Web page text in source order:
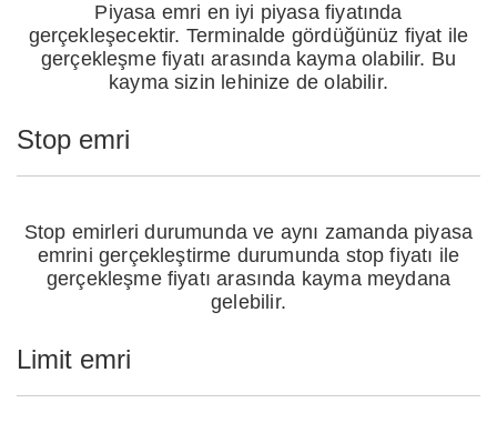
Piyasa emri en iyi piyasa fiyatında
gerçekleşecektir. Terminalde gördüğünüz fiyat ile
gerçekleşme fiyatı arasında kayma olabilir. Bu
kayma sizin lehinize de olabilir.
Stop emri
Stop emirleri durumunda ve aynı zamanda piyasa
emrini gerçekleştirme durumunda stop fiyatı ile
gerçekleşme fiyatı arasında kayma meydana
gelebilir.
Limit emri